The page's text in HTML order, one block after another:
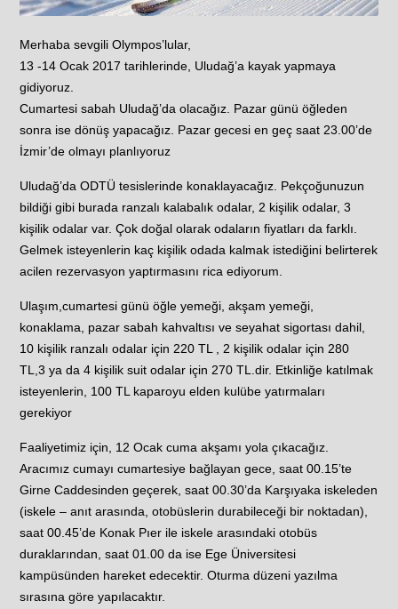
Merhaba sevgili Olympos’lular,
13 -14 Ocak 2017 tarihlerinde, Uludağ’a kayak yapmaya
gidiyoruz.
Cumartesi sabah Uludağ’da olacağız. Pazar günü öğleden
sonra ise dönüş yapacağız. Pazar gecesi en geç saat 23.00’de
İzmir’de olmayı planlıyoruz
Uludağ’da ODTÜ tesislerinde konaklayacağız. Pekçoğunuzun
bildiği gibi burada ranzalı kalabalık odalar, 2 kişilik odalar, 3
kişilik odalar var. Çok doğal olarak odaların fiyatları da farklı.
Gelmek isteyenlerin kaç kişilik odada kalmak istediğini belirterek
acilen rezervasyon yaptırmasını rica ediyorum.
Ulaşım,cumartesi günü öğle yemeği, akşam yemeği,
konaklama, pazar sabah kahvaltısı ve seyahat sigortası dahil,
10 kişilik ranzalı odalar için 220 TL , 2 kişilik odalar için 280
TL,3 ya da 4 kişilik suit odalar için 270 TL.dir. Etkinliğe katılmak
isteyenlerin, 100 TL kaparoyu elden kulübe yatırmaları
gerekiyor
Faaliyetimiz için, 12 Ocak cuma akşamı yola çıkacağız.
Aracımız cumayı cumartesiye bağlayan gece, saat 00.15’te
Girne Caddesinden geçerek, saat 00.30’da Karşıyaka iskeleden
(iskele – anıt arasında, otobüslerin durabileceği bir noktadan),
saat 00.45’de Konak Pıer ile iskele arasındaki otobüs
duraklarından, saat 01.00 da ise Ege Üniversitesi
kampüsünden hareket edecektir. Oturma düzeni yazılma
sırasına göre yapılacaktır.